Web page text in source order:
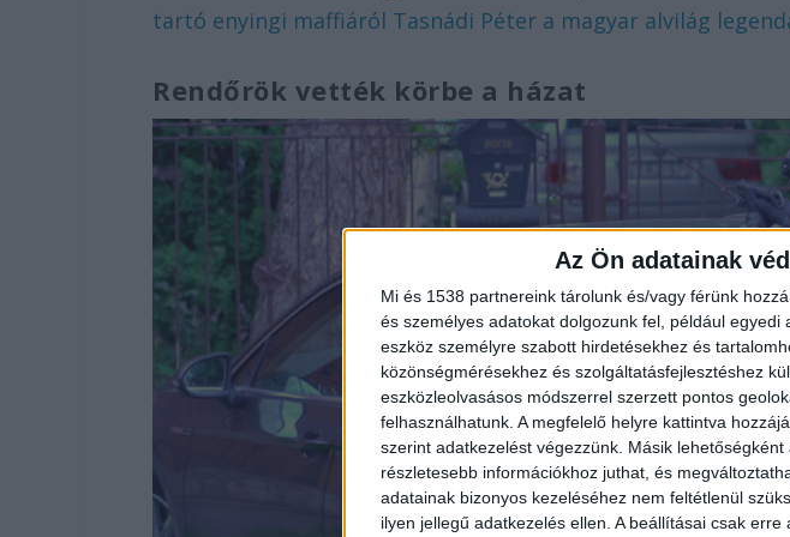
Az Ön adatainak
Mi és 1538 partnereink tárolunk és/vagy férünk
és személyes adatokat dolgozunk fel, például
eszköz személyre szabott hirdetésekhez és
közönségmérésekhez és szolgáltatásfejlesztéshez
eszközleolvasásos módszerrel szerzett pontos
felhasználhatunk. A megfelelő helyre kattintva
szerint adatkezelést végezzünk. Másik
részletesebb információkhoz juthat, és
adatainak bizonyos kezeléséhez nem feltétlenül
ilyen jellegű adatkezelés ellen. A beállításai csak
tartó enyingi maffiáról Tasnádi Péter a magyar alvilág
Rendőrök vették körbe a házat